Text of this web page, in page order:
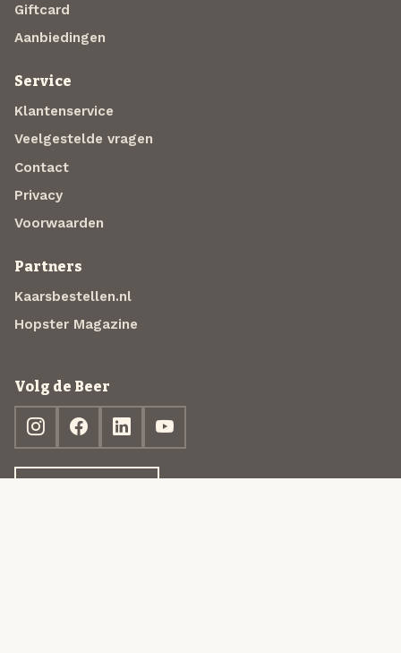
Giftcard
Aanbiedingen
Service
Klantenservice
Veelgestelde vragen
Contact
Privacy
Voorwaarden
Partners
Kaarsbestellen.nl
Hopster Magazine
Volg de Beer